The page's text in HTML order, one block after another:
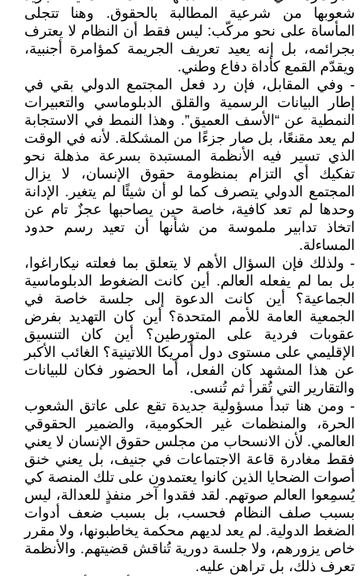
شعوبها من شرعية المطالبة بالحقوق. وهنا تتجلى
المأساة على نحو مركّب: ليس فقط أن النظام لا يعترف
بجرائمه، بل إنه يعيد تعريف الجريمة كمؤامرة أجنبية،
ويقدّم القمع كأداة دفاع وطني.
- وفي المقابل، فإن رد فعل المجتمع الدولي بقي في
إطار البيانات الرسمية والقلق الدبلوماسي والتعبيرات
النمطية عن “الأسف العميق”. وهذا النمط في الاستجابة
لم يعد مقنعًا، بل صار جزءًا من المشكلة. لأنه في الوقت
الذي تسير فيه الأنظمة المستبدة بسرعة مذهلة نحو
تفكيك أي التزام بمنظومة حقوق الإنسان، لا يزال
المجتمع الدولي يتصرف كما لو أن شيئًا لم يتغير. الإدانة
وحدها لم تعد كافية، خاصة حين يصاحبها عجزٌ تام عن
اتخاذ تدابير ملموسة من شأنها أن تعيد رسم حدود
المساءلة.
- ولذلك فإن السؤال الأهم لا يتعلق بما فعلته نيكاراغوا،
بل بما لم يفعله العالم. أين كانت الضغوط الدبلوماسية
الجماعية؟ أين كانت الدعوة إلى جلسة خاصة في
الجمعية العامة للأمم المتحدة؟ أين كان التهديد بفرض
عقوبات فردية على المتورطين؟ أين كان التنسيق
الإقليمي على مستوى دول أمريكا اللاتينية؟ الغائب الأكبر
عن هذا المشهد كان الفعل، أما الحضور فكان للبيانات
والتقارير التي تُقرأ ثم تُنسى.
- ومن هنا تبدأ مسؤولية جديدة تقع على عاتق الشعوب
الحرة، والمنظمات غير الحكومية، والضمير الحقوقي
العالمي. لأن الانسحاب من مجلس حقوق الإنسان لا يعني
فقط مغادرة قاعة الاجتماعات في جنيف، بل يعني خنق
أصوات الضحايا الذين كانوا يعتمدون على تلك المنصة كي
يُسمِعوا العالم صوتهم. لقد فقدوا آخر منفذٍ للعدالة، ليس
بسبب صلف النظام فحسب، بل بسبب ضعف أدوات
الضغط الدولية. لم يعد لديهم محكمة يخاطبونها، ولا مقرر
خاص يزورهم، ولا جلسة دورية تُناقش قضيتهم. والأنظمة
تعرف ذلك، بل تراهن عليه.